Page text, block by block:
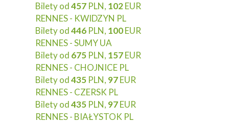
Bilety od457 PLN, 102EUR
RENNES - KWIDZYN PL
Bilety od446 PLN, 100EUR
RENNES - SUMY UA
Bilety od 675 PLN, 157EUR
RENNES - CHOJNICE PL
Bilety od435 PLN, 97EUR
RENNES - CZERSK PL
Bilety od435 PLN, 97EUR
RENNES - BIAŁYSTOK PL